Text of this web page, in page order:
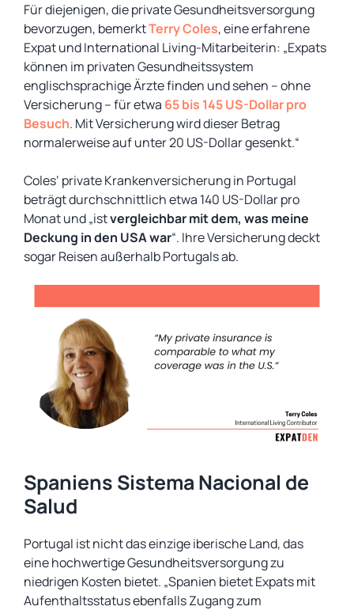
Für diejenigen, die private Gesundheitsversorgung
bevorzugen, bemerktTerry Coles, eine erfahrene
Expat und International Living-Mitarbeiterin: „Expats
können im privaten Gesundheitssystem
englischsprachige Ärzte finden und sehen – ohne
Versicherung – für etwa 65 bis 145 US-Dollar pro
Besuch. Mit Versicherung wird dieser Betrag
normalerweise auf unter 20 US-Dollar gesenkt.“
Coles‘ private Krankenversicherung in Portugal
beträgt durchschnittlich etwa 140 US-Dollar pro
Monat und „istvergleichbar mit dem, was meine
Deckung in den USA war“. Ihre Versicherung deckt
sogar Reisen außerhalb Portugals ab.
Spaniens Sistema Nacional de
Salud
Portugal ist nicht das einzige iberische Land, das
eine hochwertige Gesundheitsversorgung zu
niedrigen Kosten bietet. „Spanien bietet Expats mit
Aufenthaltsstatus ebenfalls Zugang zum